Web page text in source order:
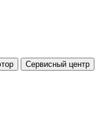
Сервисный центр